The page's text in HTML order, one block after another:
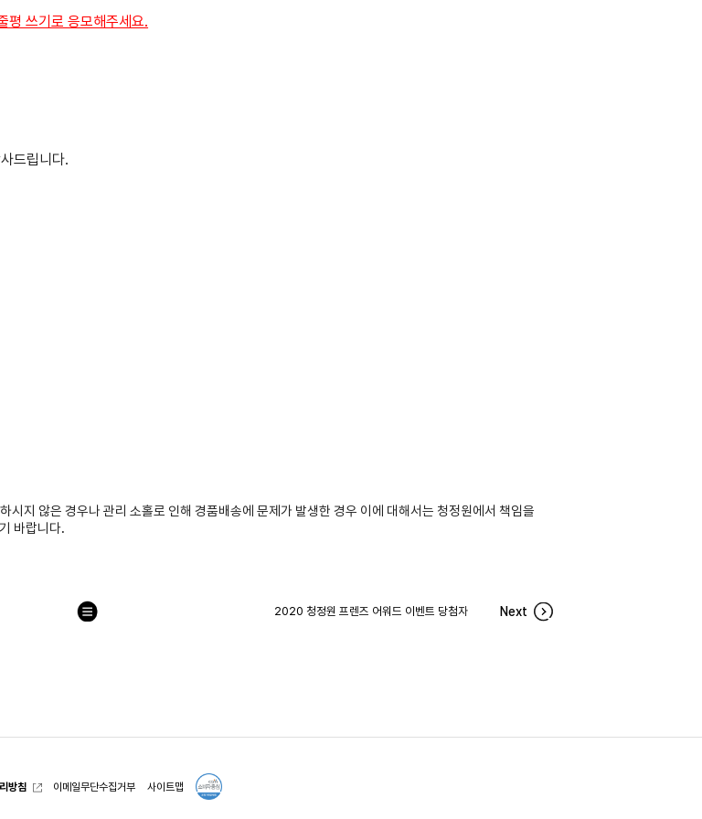
평 쓰기로 응모해주세요.
드립니다.
지 않은 경우나 관리 소홀로 인해 경품배송에 문제가 발생한 경우 이에 대해서는 청정원에서 책임을
바랍니다.
2020 청정원 프렌즈 어워드 이벤트 당첨자 Next
목
방침 이메일무단수집거부 사이트맵